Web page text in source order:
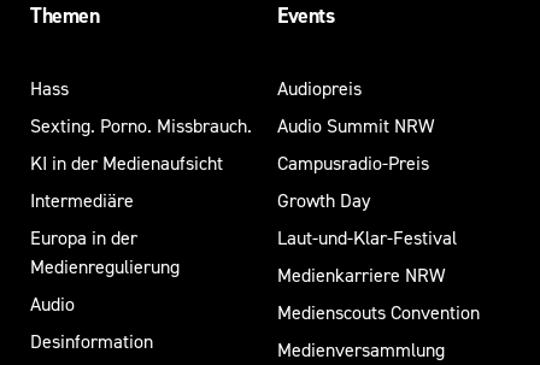
Themen
Hass
Sexting. Porno. Missbrauch.
KI in der Medienaufsicht
Intermediäre
Europa in der
Medienregulierung
Audio
Desinformation
Events
Audiopreis
Audio Summit NRW
Campusradio-Preis
Growth Day
Laut-und-Klar-Festival
Medienkarriere NRW
Medienscouts Convention
Medienversammlung